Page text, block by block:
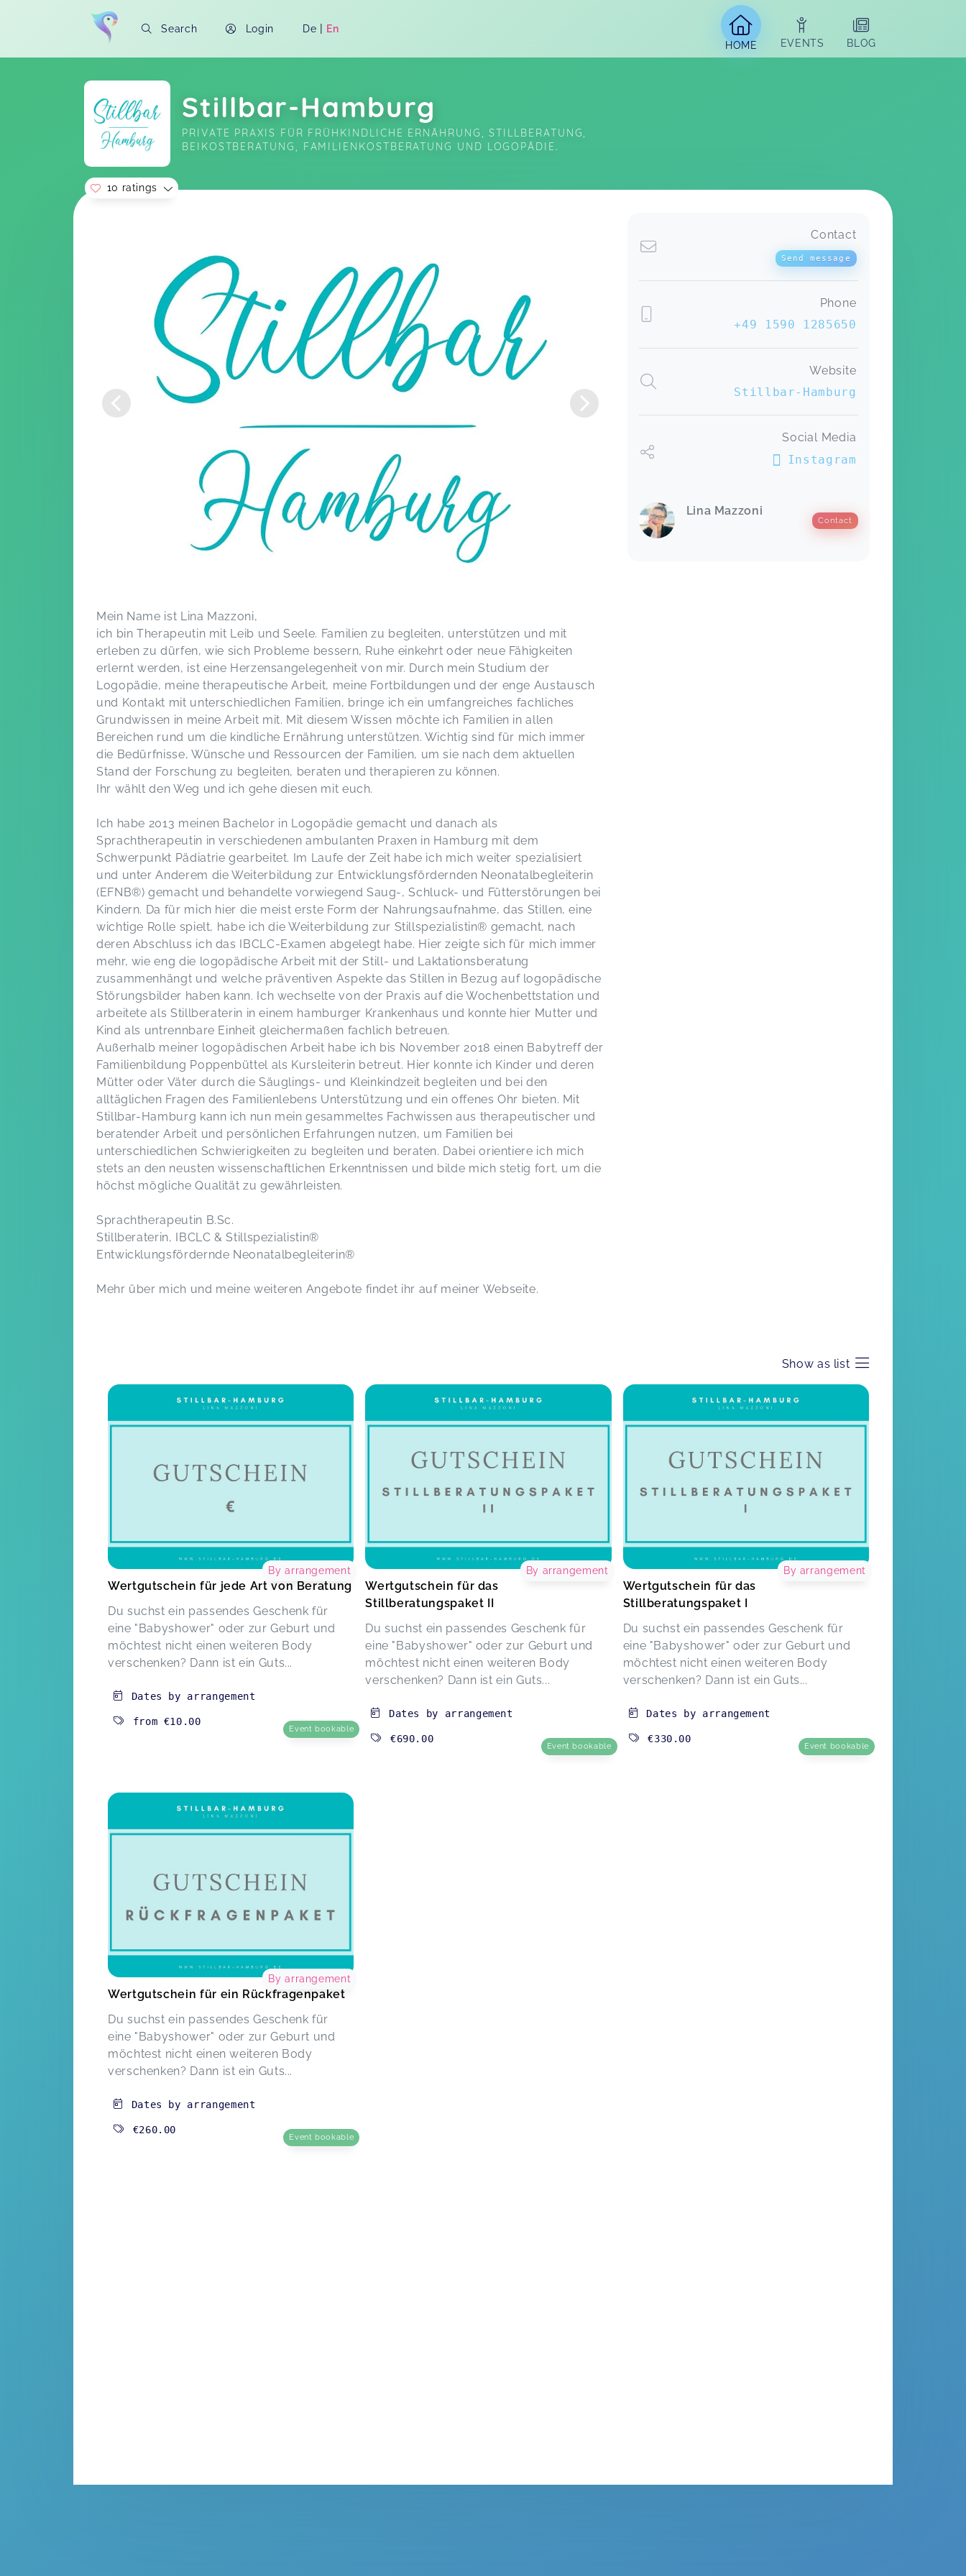
Search Login De | En
HOME
EVENTS BLOG
Stillbar-Hamburg
PRIVATE PRAXIS FÜR FRÜHKINDLICHE ERNÄHRUNG, STILLBERATUNG,
BEIKOSTBERATUNG, FAMILIENKOSTBERATUNG UND LOGOPÄDIE.
Soon you will learn more about me here...
10 ratings
einer sehr empathischen und
kompetenten Expertin. Von Herzen zu
empfehlen ❤️
Stillvorbereitungskurs
Katja, Aug 17
Stillvorbereitungskurs
Sehr informativer und kurzweiliger
Kurs, den ich nur weiterempfehlen
kann! Vielen Dank für so viel Wissen :)
Stillvorbereitungskurs
Stillvorbereitungskurs
Sehr schöner Kurs, hat einen guten
Überblick gegeben. Vielen Dank
Stillvorbereitungskurs
Mein Name ist Lina Mazzoni,
ich bin Therapeutin mit Leib und Seele. Familien zu begleiten, unterstützen und mit
erleben zu dürfen, wie sich Probleme bessern, Ruhe einkehrt oder neue Fähigkeiten
erlernt werden, ist eine Herzensangelegenheit von mir. Durch mein Studium der
Logopädie, meine therapeutische Arbeit, meine Fortbildungen und der enge Austausch
und Kontakt mit unterschiedlichen Familien, bringe ich ein umfangreiches fachliches
Grundwissen in meine Arbeit mit. Mit diesem Wissen möchte ich Familien in allen
Bereichen rund um die kindliche Ernährung unterstützen. Wichtig sind für mich immer
die Bedürfnisse, Wünsche und Ressourcen der Familien, um sie nach dem aktuellen
Stand der Forschung zu begleiten, beraten und therapieren zu können.
Ihr wählt den Weg und ich gehe diesen mit euch.
Ich habe 2013 meinen Bachelor in Logopädie gemacht und danach als
Sprachtherapeutin in verschiedenen ambulanten Praxen in Hamburg mit dem
Schwerpunkt Pädiatrie gearbeitet. Im Laufe der Zeit habe ich mich weiter spezialisiert
und unter Anderem die Weiterbildung zur Entwicklungsfördernden Neonatalbegleiterin
(EFNB®) gemacht und behandelte vorwiegend Saug-, Schluck- und Fütterstörungen bei
Kindern. Da für mich hier die meist erste Form der Nahrungsaufnahme, das Stillen, eine
wichtige Rolle spielt, habe ich die Weiterbildung zur Stillspezialistin® gemacht, nach
deren Abschluss ich das IBCLC-Examen abgelegt habe. Hier zeigte sich für mich immer
mehr, wie eng die logopädische Arbeit mit der Still- und Laktationsberatung
zusammenhängt und welche präventiven Aspekte das Stillen in Bezug auf logopädische
Störungsbilder haben kann. Ich wechselte von der Praxis auf die Wochenbettstation und
arbeitete als Stillberaterin in einem hamburger Krankenhaus und konnte hier Mutter und
Kind als untrennbare Einheit gleichermaßen fachlich betreuen.
Außerhalb meiner logopädischen Arbeit habe ich bis November 2018 einen Babytreff der
Familienbildung Poppenbüttel als Kursleiterin betreut. Hier konnte ich Kinder und deren
Mütter oder Väter durch die Säuglings- und Kleinkindzeit begleiten und bei den
alltäglichen Fragen des Familienlebens Unterstützung und ein offenes Ohr bieten. Mit
Stillbar-Hamburg kann ich nun mein gesammeltes Fachwissen aus therapeutischer und
beratender Arbeit und persönlichen Erfahrungen nutzen, um Familien bei
unterschiedlichen Schwierigkeiten zu begleiten und beraten. Dabei orientiere ich mich
stets an den neusten wissenschaftlichen Erkenntnissen und bilde mich stetig fort, um die
höchst mögliche Qualität zu gewährleisten.
Sprachtherapeutin B.Sc.
Stillberaterin, IBCLC & Stillspezialistin®
Entwicklungsfördernde Neonatalbegleiterin®
Mehr über mich und meine weiteren Angebote findet ihr auf meiner Webseite.
Contact
Send message
Phone
+49 1590 1285650
Website
Stillbar-Hamburg
Social Media
Instagram
Lina Mazzoni
Contact
Show as list
Wertgutschein für jede Art von Beratung
Du suchst ein passendes Geschenk für
eine "Babyshower" oder zur Geburt und
möchtest nicht einen weiteren Body
verschenken? Dann ist ein Guts...
By arrangement
Dates by arrangement
from €10.00
Event bookable
Wertgutschein für das
Stillberatungspaket II
Du suchst ein passendes Geschenk für
eine "Babyshower" oder zur Geburt und
möchtest nicht einen weiteren Body
verschenken? Dann ist ein Guts...
By arrangement
Dates by arrangement
€690.00
Event bookable
Wertgutschein für das
Stillberatungspaket I
Du suchst ein passendes Geschenk für
eine "Babyshower" oder zur Geburt und
möchtest nicht einen weiteren Body
verschenken? Dann ist ein Guts...
By arrangement
Dates by arrangement
€330.00
Event bookable
Wertgutschein für ein Rückfragenpaket
Du suchst ein passendes Geschenk für
eine "Babyshower" oder zur Geburt und
möchtest nicht einen weiteren Body
verschenken? Dann ist ein Guts...
By arrangement
Dates by arrangement
€260.00
Event bookable